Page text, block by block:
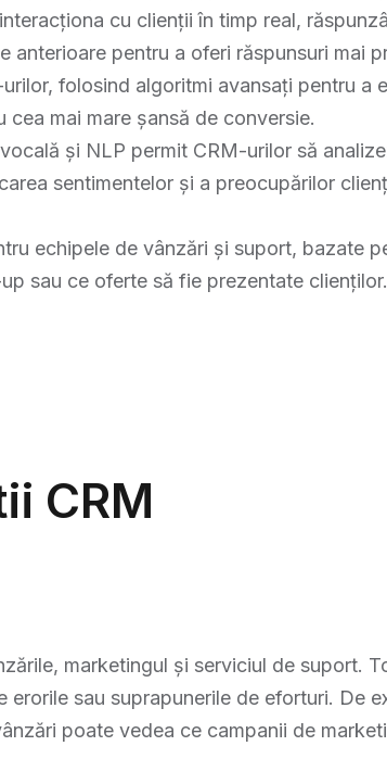
cu clienții în timp real,
pentru a oferi răspunsuri mai
folosind algoritmi avansați pentru a
mai mare șansă de conversie.
și NLP permit CRM-urilor să
sentimentelor și a preocupărilor
echipele de vânzări și suport, bazate
sau ce oferte să fie prezentate clienților.
CRM​
marketingul și serviciul de suport.
sau suprapunerile de eforturi. De
poate vedea ce campanii de